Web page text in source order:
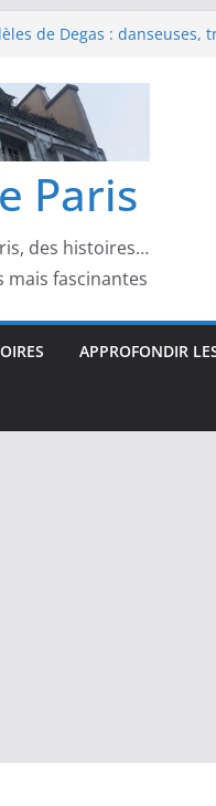
de Pierre‑Auguste
moderne
de Manet : entre
de Claude Monet :
de Toulouse-Lautrec :
Paris
des histoires…
mais fascinantes
APPROFONDIR